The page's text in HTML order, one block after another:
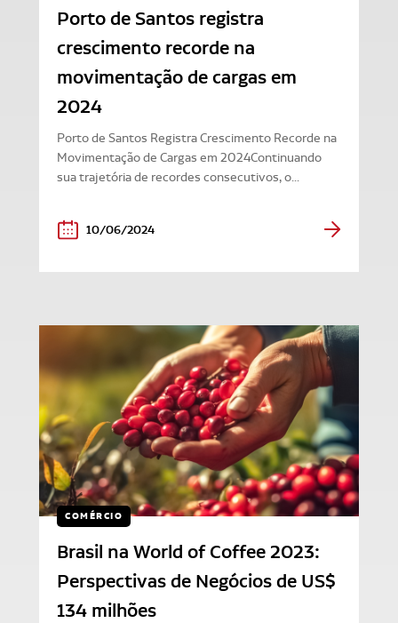
Porto de Santos registra
crescimento recorde na
movimentação de cargas em
2024
Porto de Santos Registra Crescimento Recorde na
Movimentação de Cargas em 2024Continuando
sua trajetória de recordes consecutivos, o...
10/06/2024
COMÉRCIO
Brasil na World of Coffee 2023:
Perspectivas de Negócios de US$
134 milhões